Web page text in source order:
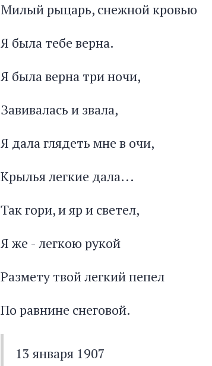
Милый рыцарь, снежной кровью
Я была тебе верна.
Я была верна три ночи,
Завивалась и звала,
Я дала глядеть мне в очи,
Крылья легкие дала...
Так гори, и яр и светел,
Я же - легкою рукой
Размету твой легкий пепел
По равнине снеговой.
13 января 1907